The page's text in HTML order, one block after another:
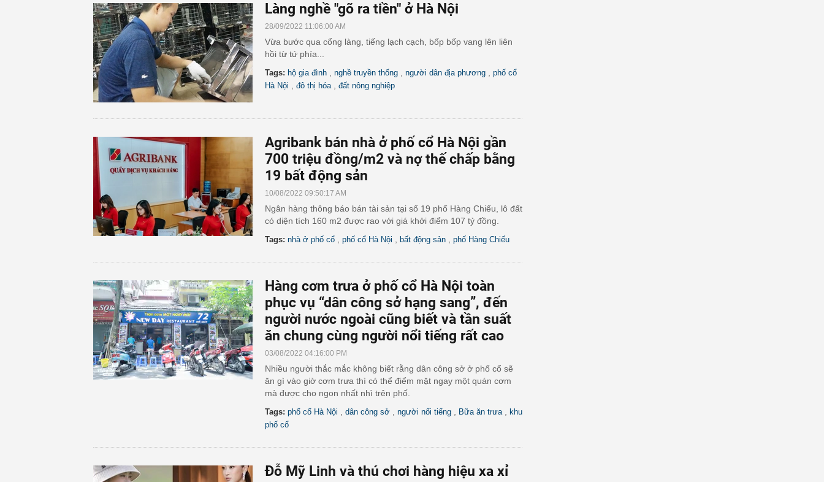
Làng nghề "gõ ra tiền" ở Hà Nội
28/09/2022 11:06:00 AM
Vừa bước qua cổng làng, tiếng lạch cạch, bốp bốp vang lên liên
hồi từ tứ phía...
Tags: hộ gia đình nghề truyền thống người dân địa phương
phố cổ
Hà Nội
đô thị hóa đất nông nghiệp
Agribank bán nhà ở phố cổ Hà Nội gần
700 triệu đồng/m2 và nợ thế chấp bằng
19 bất động sản
10/08/2022 09:50:17 AM
Ngân hàng thông báo bán tài sản tại số 19 phố Hàng Chiếu, lô đất
có diện tích 160 m2 được rao với giá khởi điểm 107 tỷ đồng.
Tags: nhà ở phố cổ phố cổ Hà Nội bất động sản phố Hàng Chiếu
Hàng cơm trưa ở phố cổ Hà Nội toàn
phục vụ “dân công sở hạng sang”, đến
người nước ngoài cũng biết và tần suất
ăn chung cùng người nổi tiếng rất cao
03/08/2022 04:16:00 PM
Nhiều người thắc mắc không biết rằng dân công sở ở phố cổ sẽ
ăn gì vào giờ cơm trưa thì có thể điểm mặt ngay một quán cơm
mà được cho ngon nhất nhì trên phố.
Tags: phố cổ Hà Nội dân công sở người nổi tiếng Bữa ăn trưa
khu
phố cổ
Đỗ Mỹ Linh và thú chơi hàng hiệu xa xỉ